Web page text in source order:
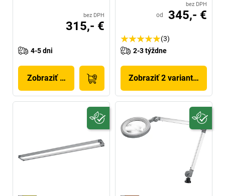
bez DPH
315,- €
4-5 dni
Zobraziť produkt
bez DPH
od 345,- €
(3)
2-3 týždne
Zobraziť 2 variantov